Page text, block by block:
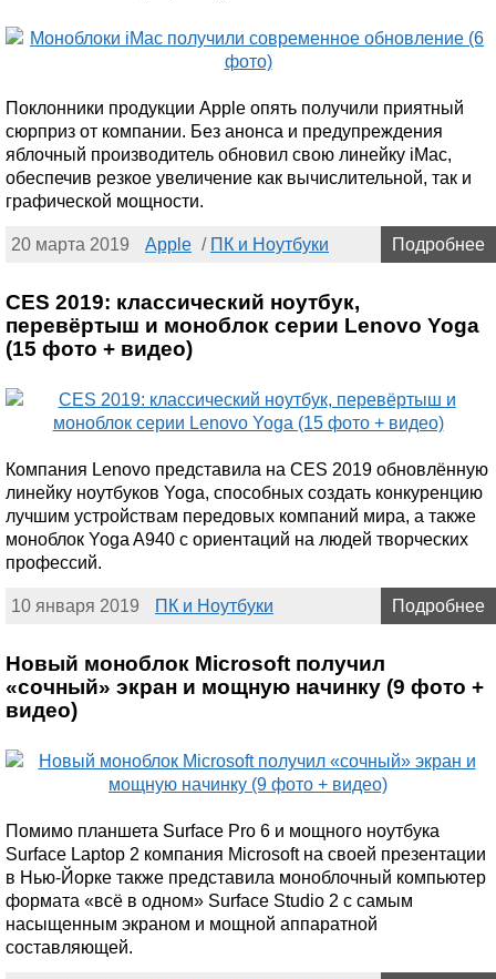
Поклонники продукции Apple опять получили приятный
сюрприз от компании. Без анонса и предупреждения
яблочный производитель обновил свою линейку iMac,
обеспечив резкое увеличение как вычислительной, так и
графической мощности.
20 марта 2019 Apple / ПК и Ноутбуки Подробнее
CES 2019: классический ноутбук,
перевёртыш и моноблок серии Lenovo Yoga
(15 фото + видео)
Компания Lenovo представила на CES 2019 обновлённую
линейку ноутбуков Yoga, способных создать конкуренцию
лучшим устройствам передовых компаний мира, а также
моноблок Yoga A940 с ориентаций на людей творческих
профессий.
10 января 2019 ПК и Ноутбуки Подробнее
Новый моноблок Microsoft получил
«сочный» экран и мощную начинку (9 фото +
видео)
Помимо планшета Surface Pro 6 и мощного ноутбука
Surface Laptop 2 компания Microsoft на своей презентации
в Нью-Йорке также представила моноблочный компьютер
формата «всё в одном» Surface Studio 2 с самым
насыщенным экраном и мощной аппаратной
составляющей.